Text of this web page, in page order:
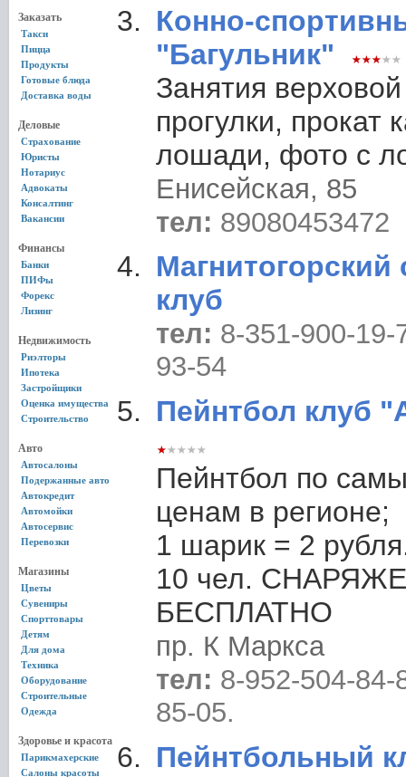
Заказать
Такси
Пицца
Продукты
Готовые блюда
Доставка воды
Деловые
Страхование
Юристы
Нотариус
Адвокаты
Консалтинг
Вакансии
Финансы
Банки
ПИФы
Форекс
Лизинг
Недвижимость
Риэлторы
Ипотека
Застройщики
Оценка имущества
Строительство
Авто
Автосалоны
Подержанные авто
Автокредит
Автомойки
Автосервис
Перевозки
Магазины
Цветы
Сувениры
Спорттовары
Детям
Для дома
Техника
Оборудование
Строительные
Одежда
Здоровье и красота
Парикмахерские
Салоны красоты
Конно-
"Багульник"
Занятия
прогулки, прокат
лошади, фото с
Енисейская, 85
тел: 89080453472
клуб
тел: 8-351-900-
93-54
Пейнтбол клуб
Пейнтбол по
ценам в регионе;
1 шарик = 2
10 чел.
БЕСПЛАТНО
пр. К Маркса
тел: 8-952-504-84-
85-05.
Пейнтбольный